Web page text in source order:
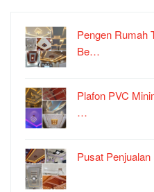
Pengen Rumah
Be…
Plafon PVC
…
Pusat